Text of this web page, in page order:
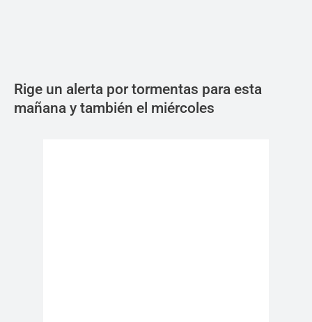
Rige un alerta por tormentas para esta
mañana y también el miércoles